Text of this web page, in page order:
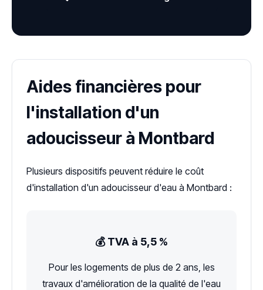
Aides financières pour
l'installation d'un
adoucisseur à Montbard
Plusieurs dispositifs peuvent réduire le coût
d'installation d'un adoucisseur d'eau à Montbard :
💰 TVA à 5,5 %
Pour les logements de plus de 2 ans, les
travaux d'amélioration de la qualité de l'eau